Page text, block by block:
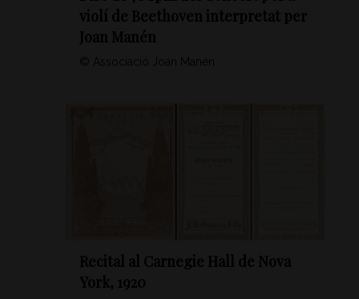
violí de Beethoven interpretat per
Joan Manén
© Associació Joan Manén
Recital al Carnegie Hall de Nova
York, 1920